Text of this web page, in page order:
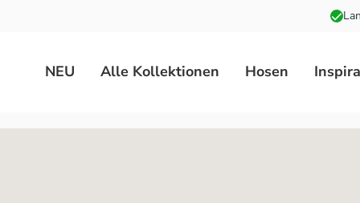
NEU Alle Kollektionen Hosen